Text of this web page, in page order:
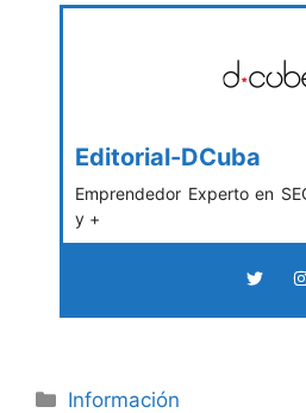
Editorial-DCuba
Emprendedor Experto en
y +
Categories
Información